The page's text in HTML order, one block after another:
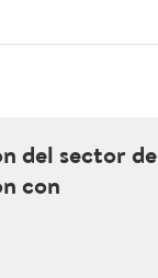
del sector de
con